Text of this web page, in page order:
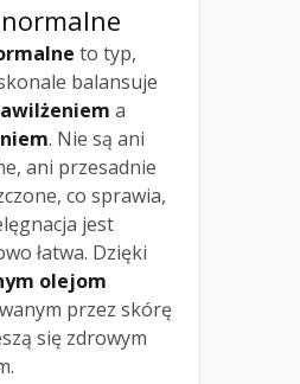
normalne
to typ,
balansuje
a
. Nie są ani
ani przesadnie
co sprawia,
jest
łatwa. Dzięki
olejom
przez skórę
się zdrowym